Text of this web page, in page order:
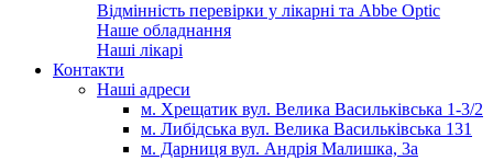
Відмінність перевірки у лікарні та Abbe Optic
Наше обладнання
Наші лікарі
Контакти
Наші адреси
м. Хрещатик вул. Велика Васильківська 1-3/2
м. Либідська вул. Велика Васильківська 131
м. Дарниця вул. Андрія Малишка, 3а